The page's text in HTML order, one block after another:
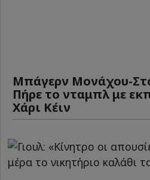
Μπάγερν Μονάχου-
Πήρε το νταμπλ με
Χάρι Κέιν